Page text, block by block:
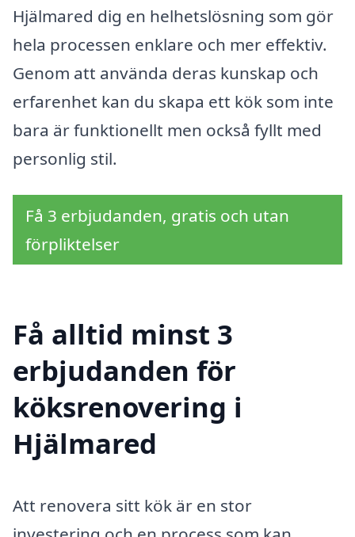
Hjälmared dig en helhetslösning som gör
hela processen enklare och mer effektiv.
Genom att använda deras kunskap och
erfarenhet kan du skapa ett kök som inte
bara är funktionellt men också fyllt med
personlig stil.
Få 3 erbjudanden, gratis och utan
förpliktelser
Få alltid minst 3
erbjudanden för
köksrenovering i
Hjälmared
Att renovera sitt kök är en stor